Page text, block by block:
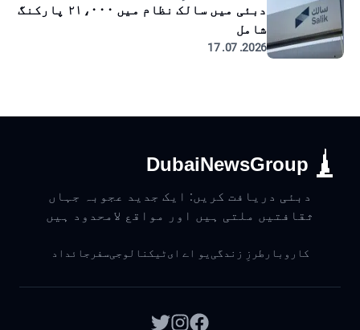
دبئی میں سالک نظام میں ۲۱،۰۰۰ پارکنگ
شامل
2026. 07. 17
DubaiNewsGroup
دبئی دریافت کریں: ایک جدید عجوبہ جہاں
ثقافتیں ملتی ہیں اور مواقع لامحدود ہیں
کاروبار طرزِ زندگی یو اے ایٹیکنالوجیسفر جائداد